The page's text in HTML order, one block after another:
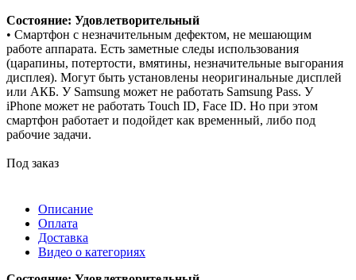
Состояние: Удовлетворительный
• Смартфон с незначительным дефектом, не мешающим
работе аппарата. Есть заметные следы использования
(царапины, потертости, вмятины, незначительные выгорания
дисплея). Могут быть установлены неоригинальные дисплей
или АКБ. У Samsung может не работать Samsung Pass. У
iPhone может не работать Touch ID, Face ID. Но при этом
смартфон работает и подойдет как временный, либо под
рабочие задачи.
Под заказ
Описание
Оплата
Доставка
Видео о категориях